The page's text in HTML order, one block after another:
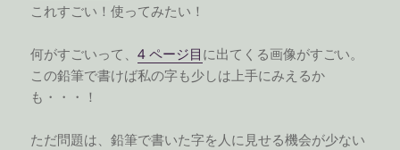
これすごい！使ってみたい！
何がすごいって、4 ページ目 に出てくる画像がすごい。
この鉛筆で書けば私の字も少しは上手にみえるか
も・・・！
ただ問題は、鉛筆で書いた字を人に見せる機会が少ない